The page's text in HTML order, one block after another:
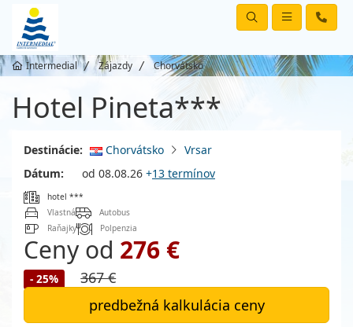
Intermedial Zájazdy Chorvátsko
Hotel Pineta***
Destinácie: Chorvátsko
Vrsar
Dátum:
od 08.08.26 +13 termínov
hotel ***
Vlastná
Autobus
Raňajky
Polpenzia
Ceny od 276 €
- 25%
367 €
predbežná kalkulácia ceny